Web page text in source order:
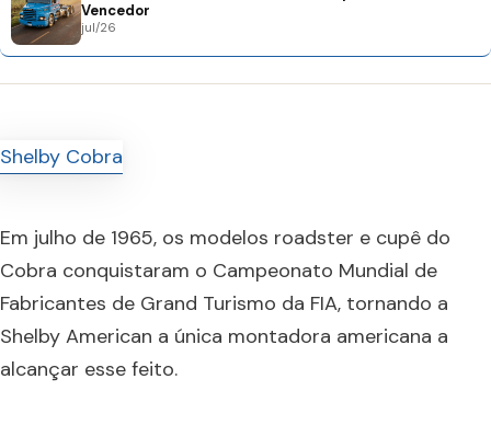
Vencedor
jul/26
Em julho de 1965, os modelos roadster e cupê do
Cobra conquistaram o Campeonato Mundial de
Fabricantes de Grand Turismo da FIA, tornando a
Shelby American a única montadora americana a
alcançar esse feito.